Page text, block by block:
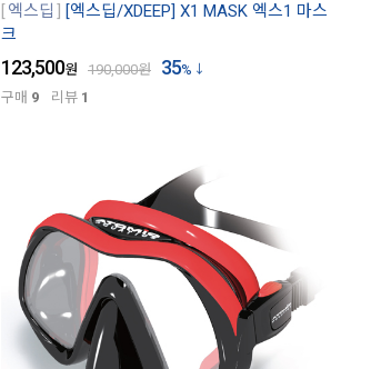
엑스딥
[엑스딥/XDEEP] X1 MASK 엑스1 마스
크
123,500원 190,000원 35%
구매 9 리뷰 1